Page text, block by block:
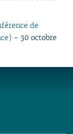
de
- 30 octobre